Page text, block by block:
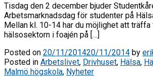
Tisdag den 2 december bjuder
Arbetsmarknadsdag för studenter på
Mellan kl. 10-14 har du möjlighet att
hälsosektorn i foajén på […]
Posted on 20/11/201420/11/2014 by
Posted in Arbetslivet, Drivhuset, Hälsa,
Malmö högskola, Nyheter